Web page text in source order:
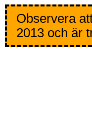
Observera
2013 och är